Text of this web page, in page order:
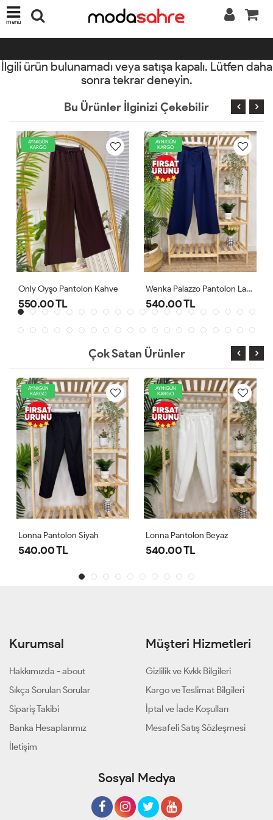
menü
İlgili ürün bulunamadı veya satışa kapalı. Lütfen daha
sonra tekrar deneyin.
Bu Ürünler İlginizi Çekebilir
AYNIGÜN
KARGO
540.00 TL
AYNIGÜN
KARGO
Lonna Pantolon Beyaz
540.00 TL
Çok Satan Ürünler
AYNIGÜN
KARGO
Lonna Pantolon Beyaz
540.00 TL
AYNIGÜN
KARGO
Lonna Pantolon Lacivert
540.00 TL
Kurumsal
Hakkımızda - about
Sıkça Sorulan Sorular
Sipariş Takibi
Banka Hesaplarımız
İletişim
Müşteri Hizmetleri
Gizlilik ve Kvkk Bilgileri
Kargo ve Teslimat Bilgileri
İptal ve İade Koşulları
Mesafeli Satış Sözleşmesi
Sosyal Medya